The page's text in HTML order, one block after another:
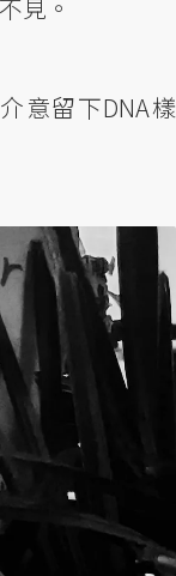
見。
意留下DNA樣